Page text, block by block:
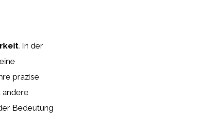
. In der
präzise
andere
Bedeutung